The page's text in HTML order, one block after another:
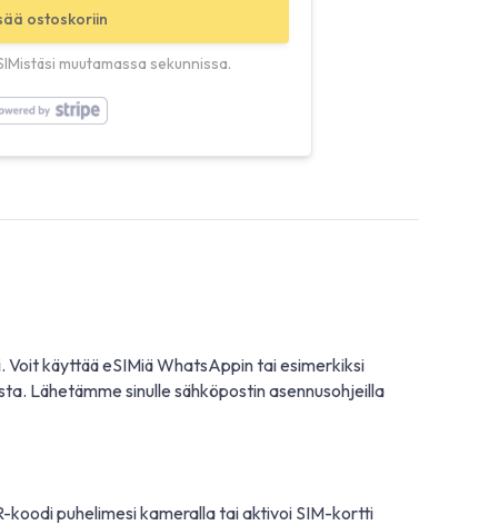
ostoskoriin
muutamassa sekunnissa.
käyttää eSIMiä WhatsAppin tai esimerkiksi
Lähetämme sinulle sähköpostin asennusohjeilla
koodi puhelimesi kameralla tai aktivoi SIM-kortti